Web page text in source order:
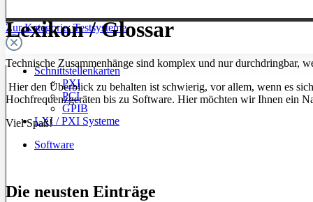
Zur Kategorie: Testsysteme
Schnittstellenkarten
PXI
PCI
GPIB
LXI / PXI Systeme
Software
Lexikon / Glossar
Technische Zusammenhänge sind komplex und nur durchdringbar,
Hier den Überblick zu behalten ist schwierig, vor allem, wenn es
Hochfrequenzgeräten bis zu Software. Hier möchten wir Ihnen ein
Viel Spaß!
Die neusten Einträge